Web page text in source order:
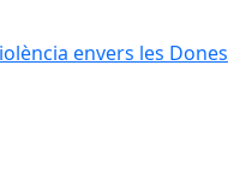
envers les Dones